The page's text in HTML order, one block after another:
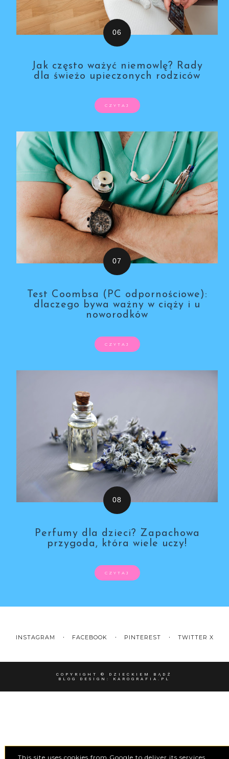
Jak często ważyć niemowlę? Rady
dla świeżo upieczonych rodziców
CZYTAJ
Test Coombsa (PC odpornościowe):
dlaczego bywa ważny w ciąży i u
noworodków
CZYTAJ
Perfumy dla dzieci? Zapachowa
przygoda, która wiele uczy!
CZYTAJ
INSTAGRAM FACEBOOK PINTEREST TWITTER X
COPYRIGHT © DZIECKIEM BĄDŹ
BLOG DESIGN: KAROGRAFIA.PL
This site uses cookies from Google to deliver its services